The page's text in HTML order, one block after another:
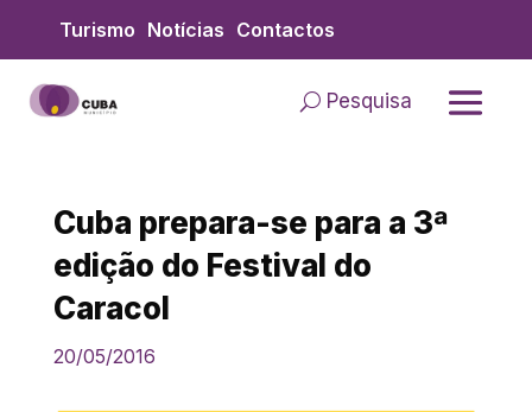
content
Turismo Notícias Contactos
Pesquisa
Cuba prepara-se para a 3ª
edição do Festival do
Caracol
20/05/2016